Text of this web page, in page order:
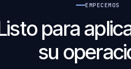
EMPECEMOS
para
su